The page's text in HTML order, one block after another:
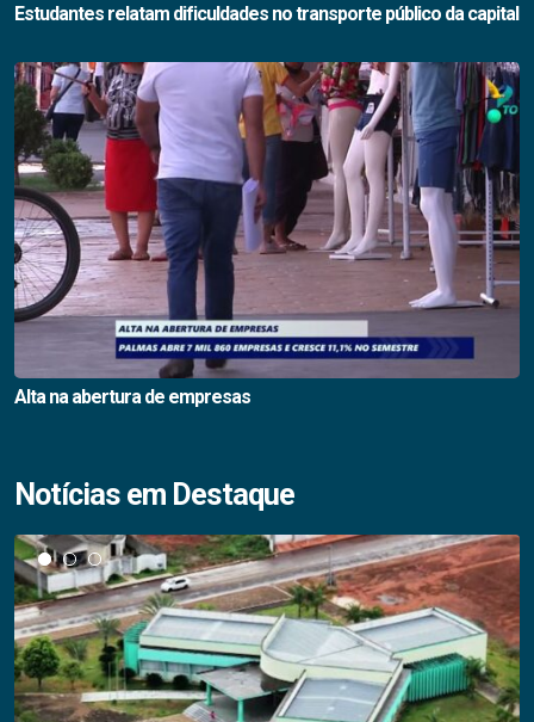
Estudantes relatam dificuldades no transporte público da capital
Alta na abertura de empresas
Notícias em Destaque